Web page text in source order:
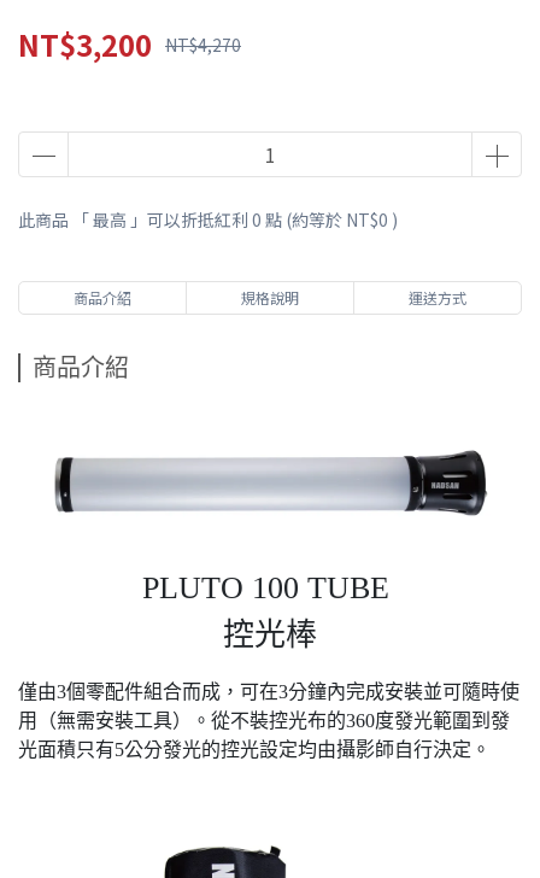
NT$3,200 NT$4,270
此商品 「 最高 」可以折抵紅利 0 點 (約等於 NT$0 )
商品介紹 規格說明 運送方式
商品介紹
PLUTO 100 TUBE
控光棒
僅由3個零配件組合而成，可在3分鐘內完成安裝並可隨時使
用（無需安裝工具）。 從不裝控光布的360度發光範圍到發
光面積只有5公分發光的控光設定均由攝影師自行決定。